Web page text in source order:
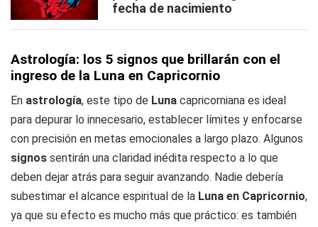
fecha de nacimiento
Astrología: los 5 signos que brillarán con el
ingreso de la Luna en Capricornio
En astrología, este tipo de Luna capricorniana es ideal
para depurar lo innecesario, establecer límites y enfocarse
con precisión en metas emocionales a largo plazo. Algunos
signos sentirán una claridad inédita respecto a lo que
deben dejar atrás para seguir avanzando. Nadie debería
subestimar el alcance espiritual de la Luna en Capricornio,
ya que su efecto es mucho más que práctico: es también